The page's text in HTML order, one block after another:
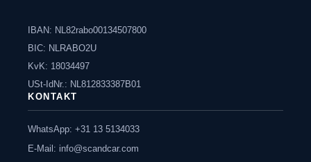
IBAN: NL82rabo00134507800
BIC: NLRABO2U
KvK: 18034497
USt-IdNr.: NL812833387B01
KONTAKT
WhatsApp: +31 13 5134033
E-Mail: info@scandcar.com